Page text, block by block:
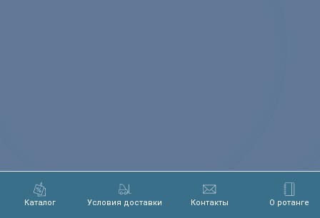
Каталог Условия доставки Контакты О ротанге